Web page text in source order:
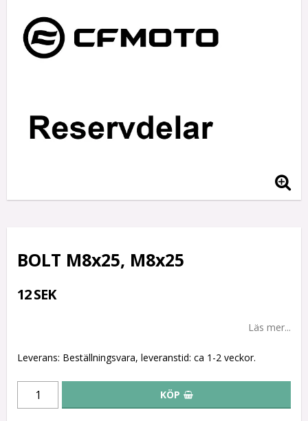
BOLT M8x25, M8x25
12 SEK
Läs mer...
Leverans: Beställningsvara, leveranstid: ca 1-2 veckor.
KÖP